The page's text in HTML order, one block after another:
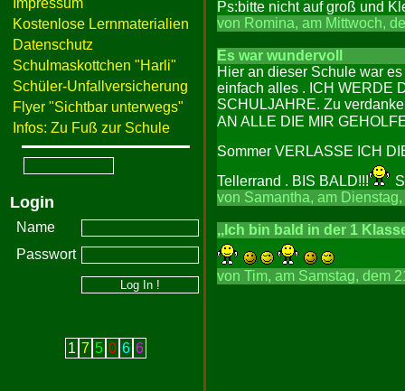
Impressum
Kostenlose Lernmaterialien
Datenschutz
Schulmaskottchen "Harli"
Schüler-Unfallversicherung
Flyer "Sichtbar unterwegs"
Infos: Zu Fuß zur Schule
Login
Name
Passwort
1 7 5 0 6 6
Ps:bitte nicht auf groß und
von Romina, am Mittwoch,
Es war wundervoll
Hier an dieser Schule war
einfach alles . ICH WERDE
SCHULJAHRE. Zu
AN ALLE DIE MIR
Sommer VERLASSE ICH
Tellerrand . BIS BALD!!!
von Samantha, am
,,Ich bin bald in der 1
von Tim, am Samstag, dem